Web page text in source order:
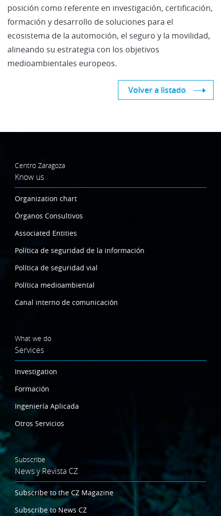
posición como referente en investigación, certificación,
formación y desarrollo de soluciones para el
ecosistema de la automoción, el seguro y la movilidad,
alineando su estrategia con los objetivos
medioambientales europeos.
Volver a listado
Centro Zaragoza
Know us
Organization chart
Órganos Consultivos
Associated Entities
Política de seguridad de la información
Política de seguridad vial
Política medioambiental
Canal interno de comunicación
What we do
Services
Investigation
Formación
Ingeniería Aplicada
Otros Servicios
Subscribe
News y Revista CZ
Subscribe to the CZ Magazine
Subscribe to News CZ